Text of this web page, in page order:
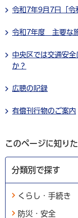
令和7年9月7日「令
令和7年度 主要な
中央区では交通安
か？
広聴の記録
有償刊行物のご案内
このページに知り
分類別で探す
くらし・手続き
防災・安全